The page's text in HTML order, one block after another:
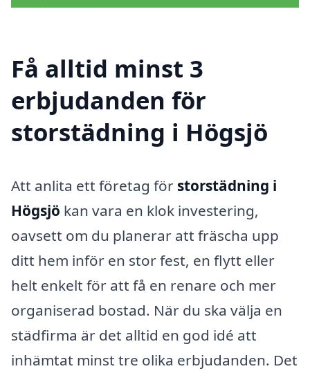
Få alltid minst 3
erbjudanden för
storstädning i Högsjö
Att anlita ett företag för storstädning i
Högsjö kan vara en klok investering,
oavsett om du planerar att fräscha upp
ditt hem inför en stor fest, en flytt eller
helt enkelt för att få en renare och mer
organiserad bostad. När du ska välja en
städfirma är det alltid en god idé att
inhämtat minst tre olika erbjudanden. Det